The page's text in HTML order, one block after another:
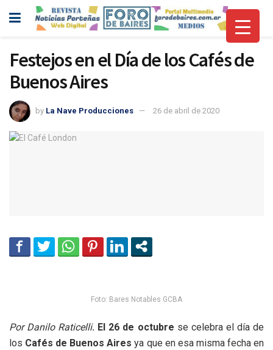
Festejos en el Día de los Cafés de
Buenos Aires
by La Nave Producciones 26 de abril de 2020
Foto: Bares Notables GCBA
Por Danilo Raticelli. El 26 de octubre se celebra el día de
los Cafés de Buenos Aires ya que en esa misma fecha en